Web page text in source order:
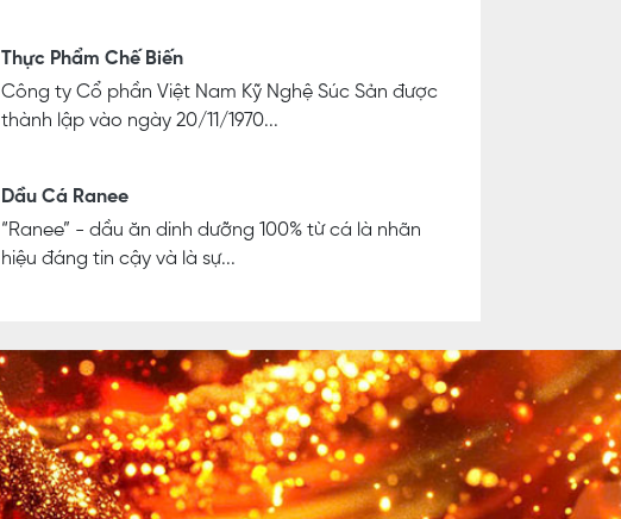
Thực Phẩm Chế Biến
Công ty Cổ phần Việt Nam Kỹ Nghệ Súc Sản được
thành lập vào ngày 20/11/1970...
Dầu Cá Ranee
“Ranee” - dầu ăn dinh dưỡng 100% từ cá là nhãn
hiệu đáng tin cậy và là sự...